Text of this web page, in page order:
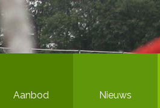
Aanbod Nieuws